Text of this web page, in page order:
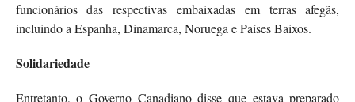
funcionários das respectivas embaixadas em terras afegãs,
incluindo a Espanha, Dinamarca, Noruega e Países Baixos.
Solidariedade
Entretanto, o Governo Canadiano disse que estava preparado